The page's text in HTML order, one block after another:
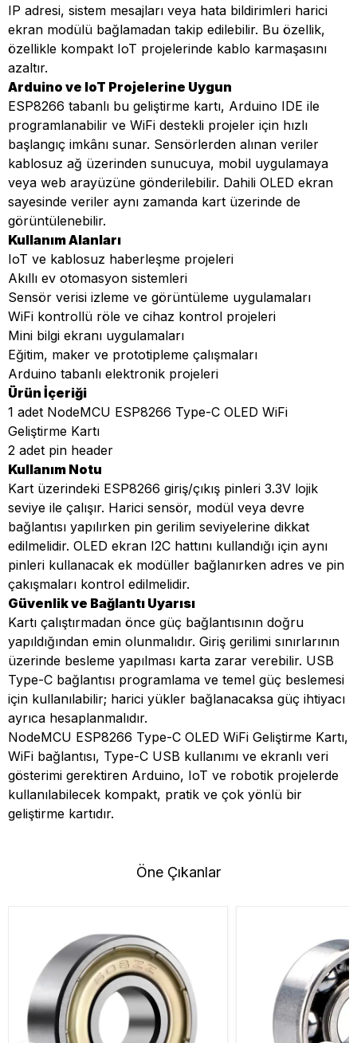
IP adresi, sistem mesajları veya hata bildirimleri harici
ekran modülü bağlamadan takip edilebilir. Bu özellik,
özellikle kompakt IoT projelerinde kablo karmaşasını
azaltır.
Arduino ve IoT Projelerine Uygun
ESP8266 tabanlı bu geliştirme kartı, Arduino IDE ile
programlanabilir ve WiFi destekli projeler için hızlı
başlangıç imkânı sunar. Sensörlerden alınan veriler
kablosuz ağ üzerinden sunucuya, mobil uygulamaya
veya web arayüzüne gönderilebilir. Dahili OLED ekran
sayesinde veriler aynı zamanda kart üzerinde de
görüntülenebilir.
Kullanım Alanları
IoT ve kablosuz haberleşme projeleri
Akıllı ev otomasyon sistemleri
Sensör verisi izleme ve görüntüleme uygulamaları
WiFi kontrollü röle ve cihaz kontrol projeleri
Mini bilgi ekranı uygulamaları
Eğitim, maker ve prototipleme çalışmaları
Arduino tabanlı elektronik projeleri
Ürün İçeriği
1 adet NodeMCU ESP8266 Type-C OLED WiFi
Geliştirme Kartı
2 adet pin header
Kullanım Notu
Kart üzerindeki ESP8266 giriş/çıkış pinleri 3.3V lojik
seviye ile çalışır. Harici sensör, modül veya devre
bağlantısı yapılırken pin gerilim seviyelerine dikkat
edilmelidir. OLED ekran I2C hattını kullandığı için aynı
pinleri kullanacak ek modüller bağlanırken adres ve pin
çakışmaları kontrol edilmelidir.
Güvenlik ve Bağlantı Uyarısı
Kartı çalıştırmadan önce güç bağlantısının doğru
yapıldığından emin olunmalıdır. Giriş gerilimi sınırlarının
üzerinde besleme yapılması karta zarar verebilir. USB
Type-C bağlantısı programlama ve temel güç beslemesi
için kullanılabilir; harici yükler bağlanacaksa güç ihtiyacı
ayrıca hesaplanmalıdır.
NodeMCU ESP8266 Type-C OLED WiFi Geliştirme Kartı,
WiFi bağlantısı, Type-C USB kullanımı ve ekranlı veri
gösterimi gerektiren Arduino, IoT ve robotik projelerde
kullanılabilecek kompakt, pratik ve çok yönlü bir
geliştirme kartıdır.
Öne Çıkanlar